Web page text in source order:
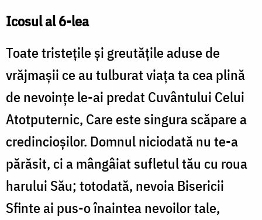
Icosul al 6-lea
Toate tristeţile şi greutăţile aduse de
vrăjmaşii ce au tulburat viaţa ta cea plină
de nevoinţe le-ai predat Cuvântului Celui
Atotputernic, Care este singura scăpare a
credincioşilor. Domnul niciodată nu te-a
părăsit, ci a mângâiat sufletul tău cu roua
harului Său; totodată, nevoia Bisericii
Sfinte ai pus-o înaintea nevoilor tale,